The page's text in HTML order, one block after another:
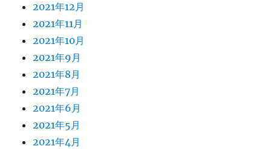
2021年12月
2021年11月
2021年10月
2021年9月
2021年8月
2021年7月
2021年6月
2021年5月
2021年4月